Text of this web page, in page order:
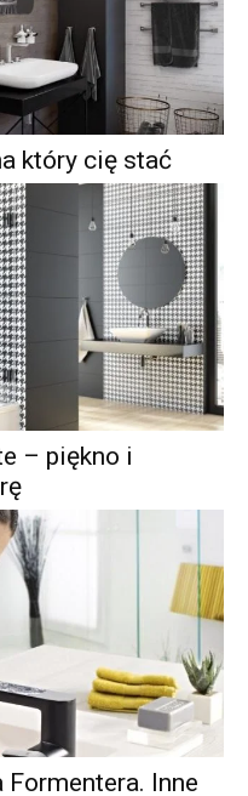
który cię stać
– piękno i
Formentera. Inne